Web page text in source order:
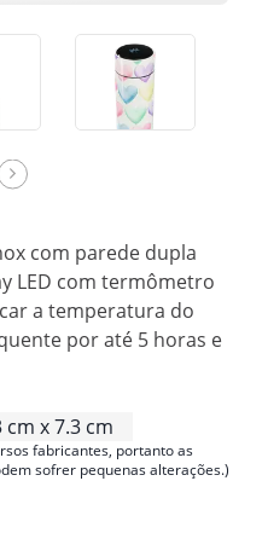
com parede dupla
LED com termômetro
a temperatura do
por até 5 horas e
cm x 7.3 cm
fabricantes, portanto as
sofrer pequenas alterações.)